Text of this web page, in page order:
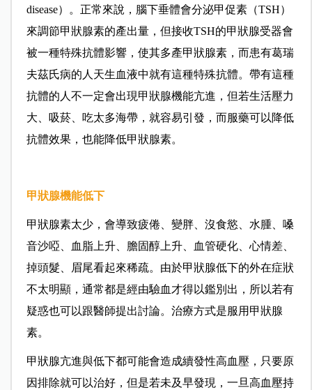
disease）。正常來說，腦下垂體會分泌甲促素（TSH）
來調節甲狀腺素的產出量，但接收TSH的甲狀腺受器會
被一種特殊抗體影響，使其多產甲狀腺素，而患有葛瑞
夫茲氏病的人 天生血液中就有這種特殊抗體。帶有這種
抗體的人不一定會出現甲狀腺機能亢進 ，但若生活壓力
大、吸菸、吃太多海帶，就容易引發，而服藥可以降低
抗體效果，也能降低甲狀腺素。
甲狀腺機能低下
甲狀腺素太少，會導致疲倦、變胖、沒食慾、水腫、嗓
音沙啞、血脂上升、膽固醇上升、血管硬化、心情差、
掉頭髮、眉尾看起來稀疏。由於甲狀腺低下的外在症狀
不太明顯，通常都是經由驗血才得以鑑別出，所以若有
疑惑也可以跟醫師提出討論。治療方式是服用甲狀腺
素。
甲狀腺亢進與低下都可能會造成續發性高血壓，只要原
因排除就可以治好，但是若未及早發現，一旦高血壓持